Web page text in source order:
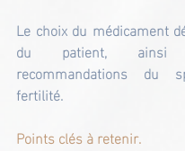
Le choix du médicament
du patient,
recommandations du
fertilité.
Points clés à retenir.